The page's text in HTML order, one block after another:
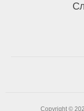
Copyright ©